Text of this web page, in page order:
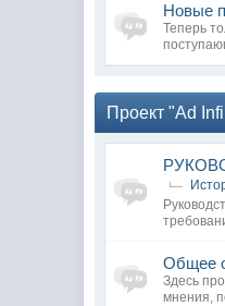
Новые
Теперь
Проект "Ad
Общее
Здесь
мнения,